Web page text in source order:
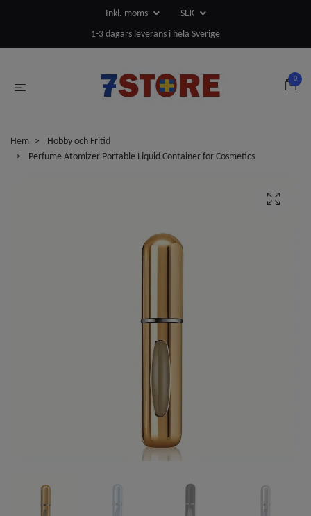
Inkl. moms
SEK
1-3 dagars leverans i hela Sverige
0
Hem
Hobby och Fritid
Perfume Atomizer Portable Liquid Container for Cosmetics